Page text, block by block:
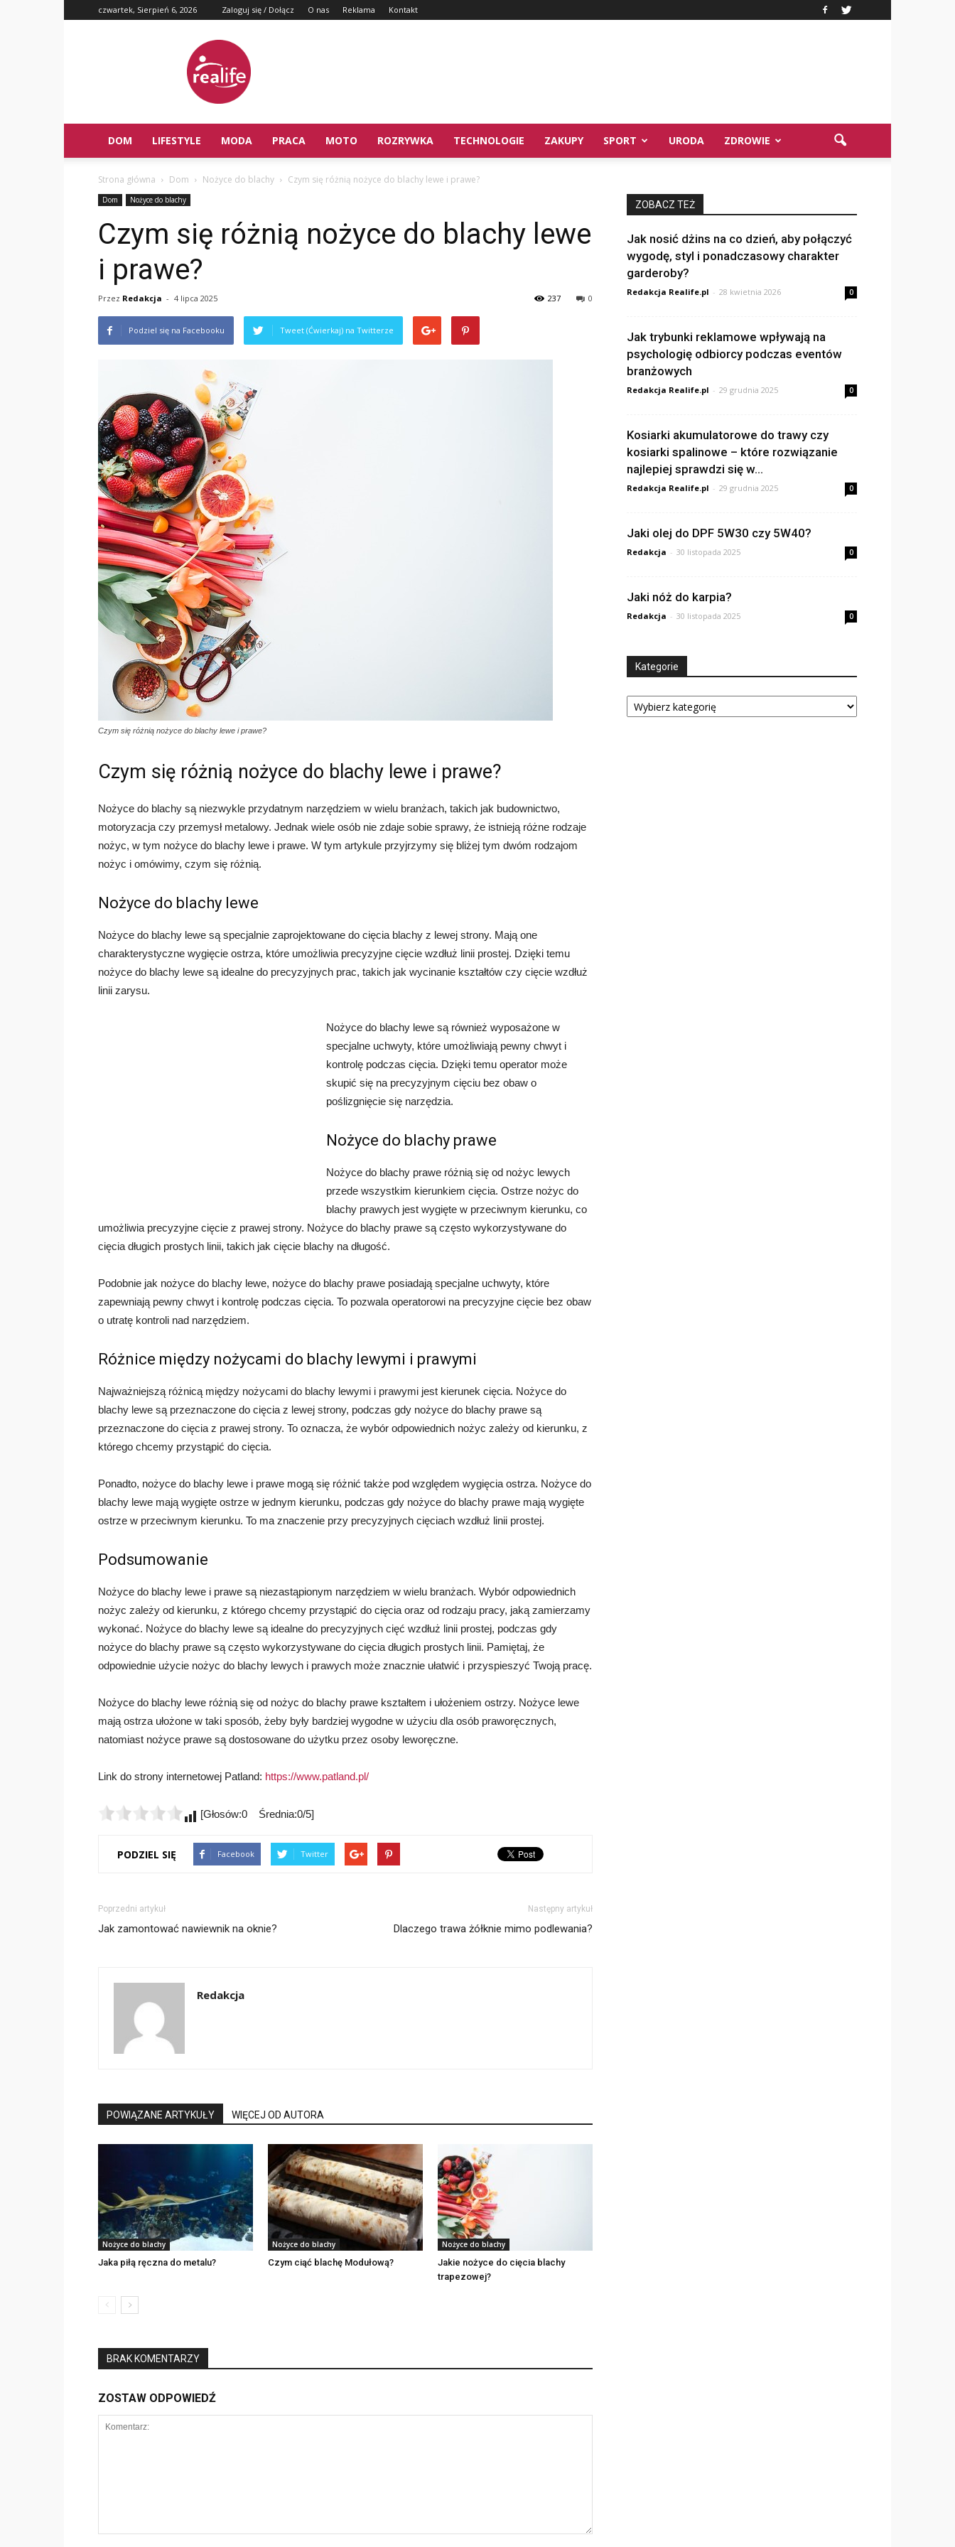
czwartek, Sierpień 6, 2026 Zaloguj się / Dołącz O nas Reklama Kontakt
DOM LIFESTYLE MODA PRACA MOTO ROZRYWKA TECHNOLOGIE ZAKUPY SPORT URODA ZDROWIE
Strona główna Dom Nożyce do blachy Czym się różnią nożyce do blachy lewe i prawe?
Dom Nożyce do blachy
Czym się różnią nożyce do blachy lewe
i prawe?
Przez Redakcja - 4 lipca 2025 0
237
Podziel się na Facebooku Tweet (Ćwierkaj) na Twitterze
Czym się różnią nożyce do blachy lewe i prawe?
Czym się różnią nożyce do blachy lewe i prawe?
Nożyce do blachy są niezwykle przydatnym narzędziem w wielu branżach, takich jak budownictwo,
motoryzacja czy przemysł metalowy. Jednak wiele osób nie zdaje sobie sprawy, że istnieją różne rodzaje
nożyc, w tym nożyce do blachy lewe i prawe. W tym artykule przyjrzymy się bliżej tym dwóm rodzajom
nożyc i omówimy, czym się różnią.
Nożyce do blachy lewe
Nożyce do blachy lewe są specjalnie zaprojektowane do cięcia blachy z lewej strony. Mają one
charakterystyczne wygięcie ostrza, które umożliwia precyzyjne cięcie wzdłuż linii prostej. Dzięki temu
nożyce do blachy lewe są idealne do precyzyjnych prac, takich jak wycinanie kształtów czy cięcie wzdłuż
linii zarysu.
Nożyce do blachy lewe są również wyposażone w
specjalne uchwyty, które umożliwiają pewny chwyt i
kontrolę podczas cięcia. Dzięki temu operator może
skupić się na precyzyjnym cięciu bez obaw o
poślizgnięcie się narzędzia.
Nożyce do blachy prawe
Nożyce do blachy prawe różnią się od nożyc lewych
przede wszystkim kierunkiem cięcia. Ostrze nożyc do
blachy prawych jest wygięte w przeciwnym kierunku, co
umożliwia precyzyjne cięcie z prawej strony. Nożyce do blachy prawe są często wykorzystywane do
cięcia długich prostych linii, takich jak cięcie blachy na długość.
Podobnie jak nożyce do blachy lewe, nożyce do blachy prawe posiadają specjalne uchwyty, które
zapewniają pewny chwyt i kontrolę podczas cięcia. To pozwala operatorowi na precyzyjne cięcie bez obaw
o utratę kontroli nad narzędziem.
Różnice między nożycami do blachy lewymi i prawymi
Najważniejszą różnicą między nożycami do blachy lewymi i prawymi jest kierunek cięcia. Nożyce do
blachy lewe są przeznaczone do cięcia z lewej strony, podczas gdy nożyce do blachy prawe są
przeznaczone do cięcia z prawej strony. To oznacza, że wybór odpowiednich nożyc zależy od kierunku, z
którego chcemy przystąpić do cięcia.
Ponadto, nożyce do blachy lewe i prawe mogą się różnić także pod względem wygięcia ostrza. Nożyce do
blachy lewe mają wygięte ostrze w jednym kierunku, podczas gdy nożyce do blachy prawe mają wygięte
ostrze w przeciwnym kierunku. To ma znaczenie przy precyzyjnych cięciach wzdłuż linii prostej.
Podsumowanie
Nożyce do blachy lewe i prawe są niezastąpionym narzędziem w wielu branżach. Wybór odpowiednich
nożyc zależy od kierunku, z którego chcemy przystąpić do cięcia oraz od rodzaju pracy, jaką zamierzamy
wykonać. Nożyce do blachy lewe są idealne do precyzyjnych cięć wzdłuż linii prostej, podczas gdy
nożyce do blachy prawe są często wykorzystywane do cięcia długich prostych linii. Pamiętaj, że
odpowiednie użycie nożyc do blachy lewych i prawych może znacznie ułatwić i przyspieszyć Twoją pracę.
Nożyce do blachy lewe różnią się od nożyc do blachy prawe kształtem i ułożeniem ostrzy. Nożyce lewe
mają ostrza ułożone w taki sposób, żeby były bardziej wygodne w użyciu dla osób praworęcznych,
natomiast nożyce prawe są dostosowane do użytku przez osoby leworęczne.
Link do strony internetowej Patland: https://www.patland.pl/
[Głosów:0 Średnia:0/5]
PODZIEL SIĘ Facebook Twitter
Poprzedni artykuł
Jak zamontować nawiewnik na oknie?
Następny artykuł
Dlaczego trawa żółknie mimo podlewania?
Redakcja
POWIĄZANE ARTYKUŁY WIĘCEJ OD AUTORA
Nożyce do blachy
Jaka piłą ręczna do metalu?
Nożyce do blachy
Czym ciąć blachę Modułową?
Nożyce do blachy
Jakie nożyce do cięcia blachy
trapezowej?
BRAK KOMENTARZY
ZOSTAW ODPOWIEDŹ
ZOBACZ TEŻ
Jak nosić dżins na co dzień, aby połączyć
wygodę, styl i ponadczasowy charakter
garderoby?
Redakcja Realife.pl - 28 kwietnia 2026 0
Jak trybunki reklamowe wpływają na
psychologię odbiorcy podczas eventów
branżowych
Redakcja Realife.pl - 29 grudnia 2025 0
Kosiarki akumulatorowe do trawy czy
kosiarki spalinowe – które rozwiązanie
najlepiej sprawdzi się w...
Redakcja Realife.pl - 29 grudnia 2025 0
Jaki olej do DPF 5W30 czy 5W40?
Redakcja - 30 listopada 2025 0
Jaki nóż do karpia?
Redakcja - 30 listopada 2025 0
Kategorie
Kategorie